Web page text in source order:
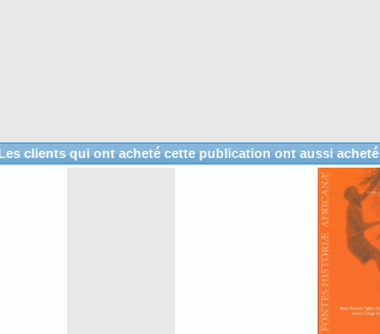
Les clients qui ont acheté cette publication ont aussi acheté